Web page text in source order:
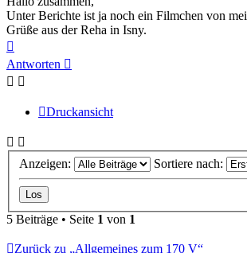
Unter Berichte ist ja noch ein Filmchen von
Grüße aus der Reha in Isny.
oben
Antworten
Druckansicht
Anzeigen: Sortiere nach:
5 Beiträge • Seite 1 von 1
Zurück zu „Allgemeines zum 170 V“